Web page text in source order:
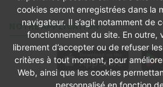
NOTRE APPLICATION
cookies seront enregistrées dans la
navigateur. Il s’agit notamment de
fonctionnement du site. En outre,
librement d’accepter ou de refuser
critères à tout moment, pour
Web, ainsi que les cookies
personnalisé en fonction